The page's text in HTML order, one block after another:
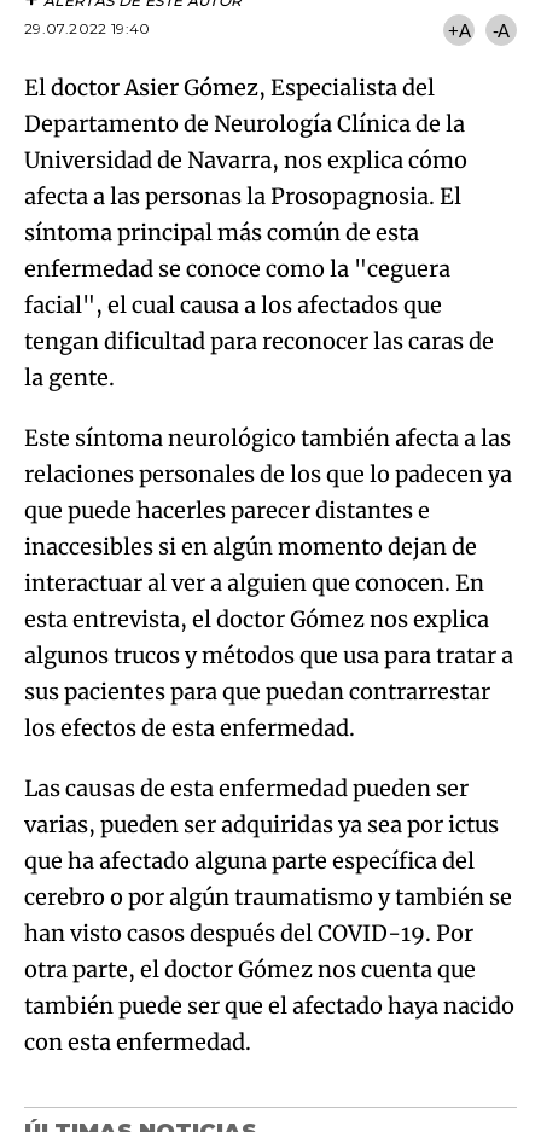
29.07.2022 19:40
+A -A
El doctor Asier Gómez, Especialista del
Departamento de Neurología Clínica de la
Universidad de Navarra, nos explica cómo
afecta a las personas la Prosopagnosia. El
síntoma principal más común de esta
enfermedad se conoce como la "ceguera
facial", el cual causa a los afectados que
tengan dificultad para reconocer las caras de
la gente.
Este síntoma neurológico también afecta a las
relaciones personales de los que lo padecen ya
que puede hacerles parecer distantes e
inaccesibles si en algún momento dejan de
interactuar al ver a alguien que conocen. En
esta entrevista, el doctor Gómez nos explica
algunos trucos y métodos que usa para tratar a
sus pacientes para que puedan contrarrestar
los efectos de esta enfermedad.
Las causas de esta enfermedad pueden ser
varias, pueden ser adquiridas ya sea por ictus
que ha afectado alguna parte específica del
cerebro o por algún traumatismo y también se
han visto casos después del COVID-19. Por
otra parte, el doctor Gómez nos cuenta que
también puede ser que el afectado haya nacido
con esta enfermedad.